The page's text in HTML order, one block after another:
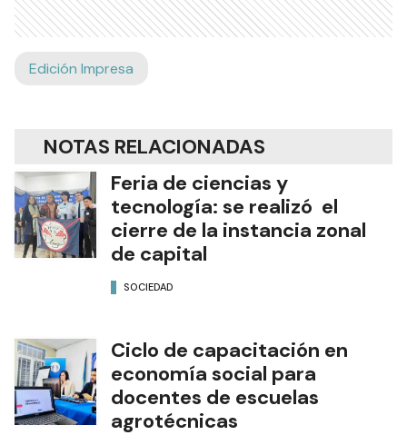
Edición Impresa
NOTAS RELACIONADAS
Feria de ciencias y
tecnología: se realizó el
cierre de la instancia zonal
de capital
SOCIEDAD
Ciclo de capacitación en
economía social para
docentes de escuelas
agrotécnicas